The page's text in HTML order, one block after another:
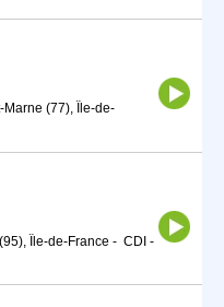
(77), Île-de-
Île-de-France - CDI -